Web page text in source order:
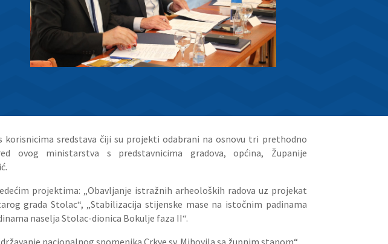
korisnicima sredstava čiji su projekti odabrani na osnovu tri prethodno
ovog ministarstva s predstavnicima gradova, općina, Županije
projektima: „Obavljanje istražnih arheoloških radova uz projekat
grada Stolac“, „Stabilizacija stijenske mase na istočnim padinama
naselja Stolac-dionica Bokulje faza II“.
nacionalnog spomenika Crkve sv. Mihovila sa župnim stanom“.